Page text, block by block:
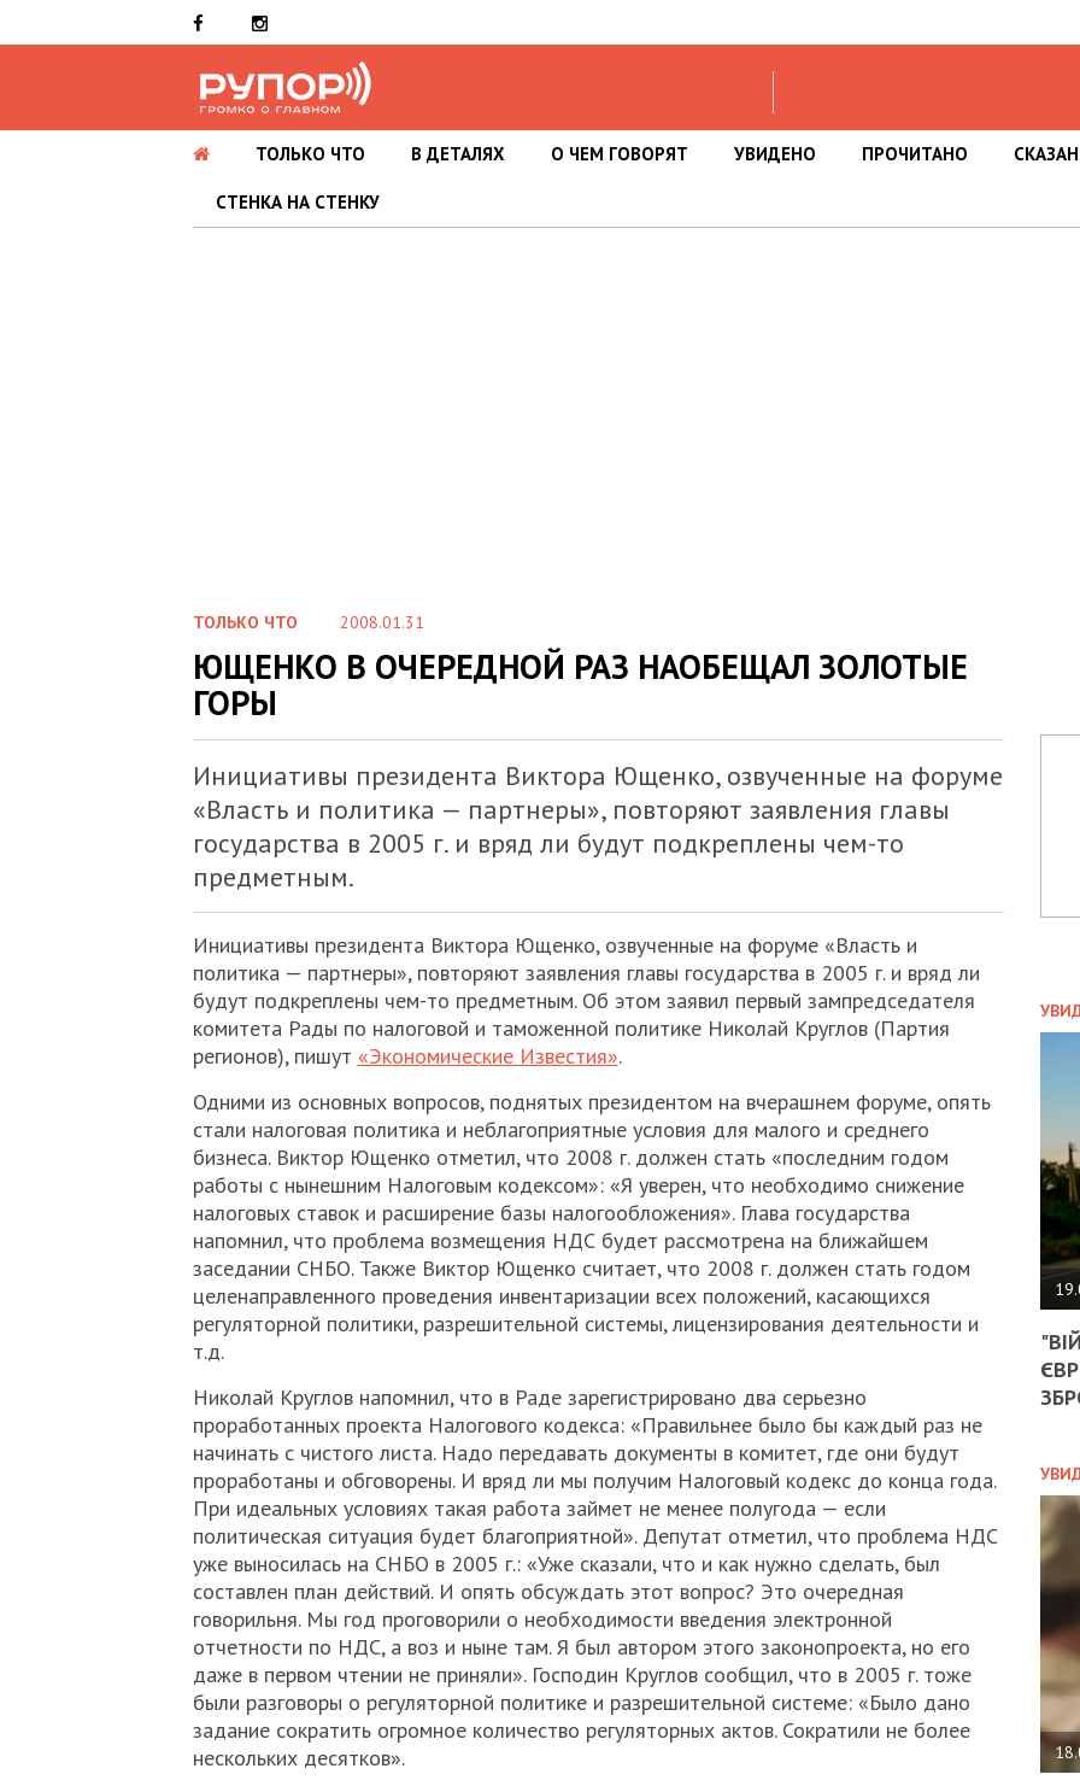
ТОЛЬКО ЧТО В ДЕТАЛЯХ О ЧЕМ ГОВОРЯТ УВИДЕНО ПРОЧИТАНО
СТЕНКА НА СТЕНКУ
ТОЛЬКО ЧТО 2008.01.31
ЮЩЕНКО В ОЧЕРЕДНОЙ РАЗ НАОБЕЩАЛ ЗОЛОТЫЕ
ГОРЫ
Инициативы президента Виктора Ющенко, озвученные на форуме
«Власть и политика — партнеры», повторяют заявления главы
государства в 2005 г. и вряд ли будут подкреплены чем-то
предметным.
Инициативы президента Виктора Ющенко, озвученные на форуме «Власть и
политика — партнеры», повторяют заявления главы государства в 2005 г. и вряд ли
будут подкреплены чем-то предметным. Об этом заявил первый зампредседателя
комитета Рады по налоговой и таможенной политике Николай Круглов (Партия
регионов), пишут «Экономические Известия».
Одними из основных вопросов, поднятых президентом на вчерашнем форуме, опять
стали налоговая политика и неблагоприятные условия для малого и среднего
бизнеса. Виктор Ющенко отметил, что 2008 г. должен стать «последним годом
работы с нынешним Налоговым кодексом»: «Я уверен, что необходимо снижение
налоговых ставок и расширение базы налогообложения». Глава государства
напомнил, что проблема возмещения НДС будет рассмотрена на ближайшем
заседании СНБО. Также Виктор Ющенко считает, что 2008 г. должен стать годом
целенаправленного проведения инвентаризации всех положений, касающихся
регуляторной политики, разрешительной системы, лицензирования деятельности и
т.д.
Николай Круглов напомнил, что в Раде зарегистрировано два серьезно
проработанных проекта Налогового кодекса: «Правильнее было бы каждый раз не
начинать с чистого листа. Надо передавать документы в комитет, где они будут
проработаны и обговорены. И вряд ли мы получим Налоговый кодекс до конца года.
При идеальных условиях такая работа займет не менее полугода — если
политическая ситуация будет благоприятной». Депутат отметил, что проблема НДС
уже выносилась на СНБО в 2005 г.: «Уже сказали, что и как нужно сделать, был
составлен план действий. И опять обсуждать этот вопрос? Это очередная
говорильня. Мы год проговорили о необходимости введения электронной
отчетности по НДС, а воз и ныне там. Я был автором этого законопроекта, но его
даже в первом чтении не приняли». Господин Круглов сообщил, что в 2005 г. тоже
были разговоры о регуляторной политике и разрешительной системе: «Было дано
задание сократить огромное количество регуляторных актов. Сократили не более
нескольких десятков».
НА
ДО
ЄС
-